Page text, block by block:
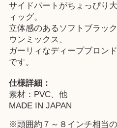
サイドパートがちょっぴり
ィッグ。
立体感のあるソフトブラッ
ウンミックス、
ガーリィなディープブロン
です。
仕様詳細：
素材：PVC、他
MADE IN JAPAN
※頭囲約７～８インチ相当